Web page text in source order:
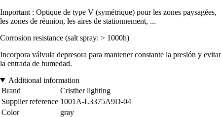
Important : Optique de type V (symétrique) pour les zones paysagées,
les zones de réunion, les aires de stationnement, ...
Corrosion resistance (salt spray: > 1000h)
Incorpora válvula depresora para mantener constante la presión y evitar
la entrada de humedad.
Additional information
Brand
Cristher lighting
Supplier reference 1001A-L3375A9D-04
Color
gray